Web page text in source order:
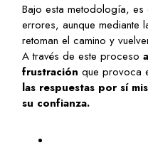
Bajo esta metodología, es
errores, aunque
retoman el camino y
A través de este proceso
frustración que provoca
las respuestas por sí
su confianza.